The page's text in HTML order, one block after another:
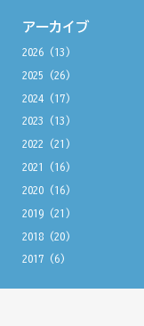
アーカイブ
2026(13)
2025 (26)
2024(17)
2023 (13)
2022 (21)
2021
(16)
2020(16)
2019(21)
2018(20)
2017(6)